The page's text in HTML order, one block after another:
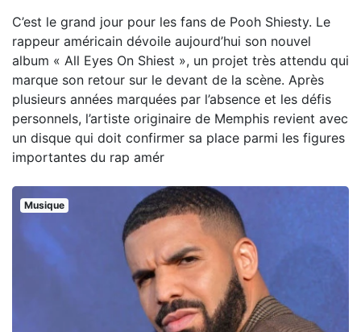
C’est le grand jour pour les fans de Pooh Shiesty. Le
rappeur américain dévoile aujourd’hui son nouvel
album « All Eyes On Shiest », un projet très attendu qui
marque son retour sur le devant de la scène. Après
plusieurs années marquées par l’absence et les défis
personnels, l’artiste originaire de Memphis revient avec
un disque qui doit confirmer sa place parmi les figures
importantes du rap amér
Musique